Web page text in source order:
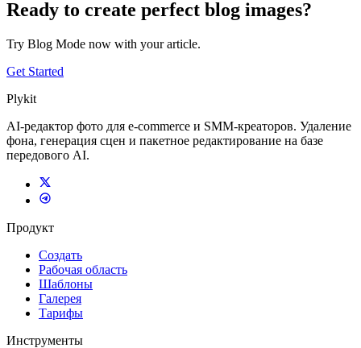
Ready to create perfect blog images?
Try Blog Mode now with your article.
Get Started
Plykit
AI-редактор фото для e-commerce и SMM-креаторов. Удаление
фона, генерация сцен и пакетное редактирование на базе
передового AI.
Продукт
Создать
Рабочая область
Шаблоны
Галерея
Тарифы
Инструменты